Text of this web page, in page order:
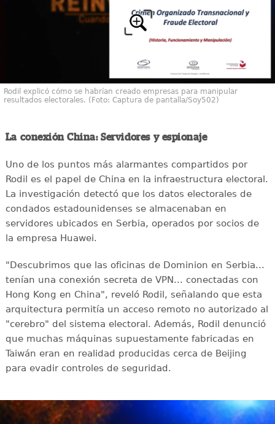
Rodil explicó cómo se habrían creado empresas para manipular
resultados electorales. (Foto: Captura de pantalla/Soy502)
La conexión China: Servidores y espionaje
Uno de los puntos más alarmantes compartidos por
Rodil es el papel de China en la infraestructura electoral.
La investigación detectó que los datos electorales de
condados estadounidenses se almacenaban en
servidores ubicados en Serbia, operados por socios de
la empresa Huawei.
"Descubrimos que las oficinas de Dominion en Serbia...
tenían una conexión secreta de VPN... conectadas con
Hong Kong en China", reveló Rodil, señalando que esta
arquitectura permitía un acceso remoto no autorizado al
"cerebro" del sistema electoral. Además, Rodil denunció
que muchas máquinas supuestamente fabricadas en
Taiwán eran en realidad producidas cerca de Beijing
para evadir controles de seguridad.